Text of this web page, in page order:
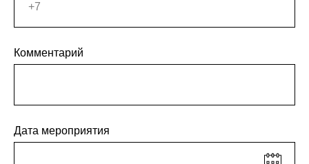
Комментарий
Дата мероприятия